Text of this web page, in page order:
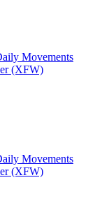
Movements
(XFW)
Movements
(XFW)